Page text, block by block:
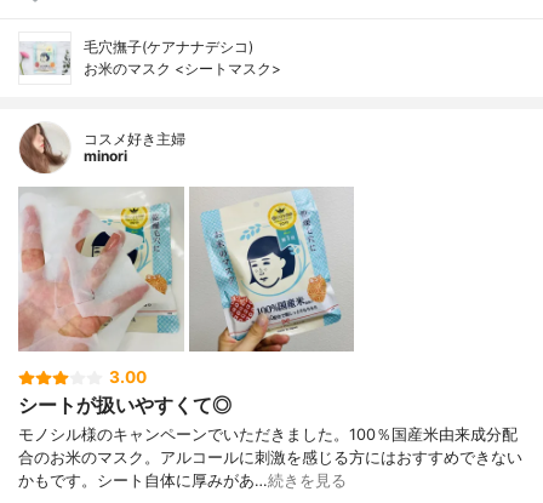
毛穴撫子(ケアナナデシコ)
お米のマスク <シートマスク>
コスメ好き主婦
minori
3.00
シートが扱いやすくて◎
モノシル様のキャンペーンでいただきました。100％国産米由来成分配
合のお米のマスク。アルコールに刺激を感じる方にはおすすめできない
かもです。シート自体に厚みがあ…続きを見る